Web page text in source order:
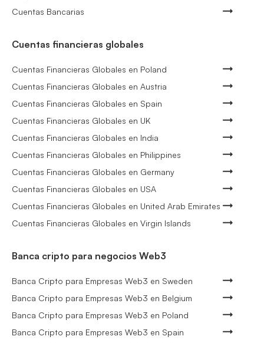
Cuentas Bancarias
Cuentas financieras globales
Cuentas Financieras Globales en Poland
Cuentas Financieras Globales en Austria
Cuentas Financieras Globales en Spain
Cuentas Financieras Globales en UK
Cuentas Financieras Globales en India
Cuentas Financieras Globales en Philippines
Cuentas Financieras Globales en Germany
Cuentas Financieras Globales en USA
Cuentas Financieras Globales en United Arab Emirates
Cuentas Financieras Globales en Virgin Islands
Banca cripto para negocios Web3
Banca Cripto para Empresas Web3 en Sweden
Banca Cripto para Empresas Web3 en Belgium
Banca Cripto para Empresas Web3 en Poland
Banca Cripto para Empresas Web3 en Spain